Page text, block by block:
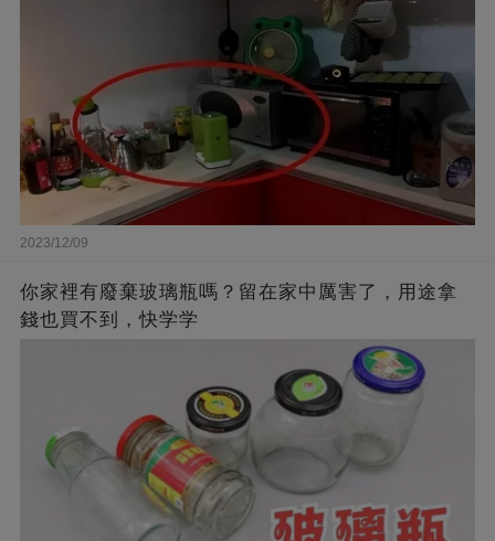
2023/12/09
你家裡有廢棄玻璃瓶嗎？留在家中厲害了，用途拿
錢也買不到，快学学